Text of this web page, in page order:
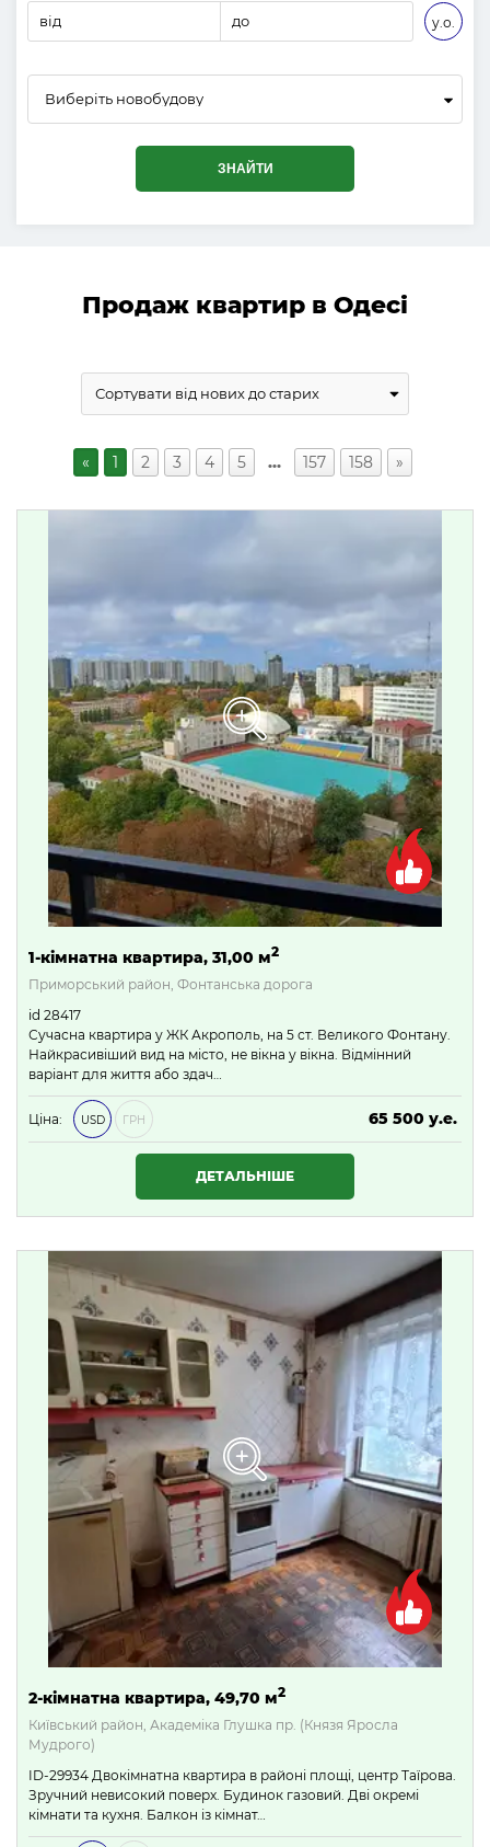
від до у.о.
Виберіть новобудову
ЗНАЙТИ
Продаж квартир в Одесі
« 1 2 3 4 5 … 157 158 »
1-кімнатна квартира, 31,00 м2
Приморський район, Фонтанська дорога
id 28417
Сучасна квартира у ЖК Акрополь, на 5 ст. Великого Фонтану.
Найкрасивіший вид на місто, не вікна у вікна. Відмінний
варіант для життя або здач…
Ціна: USD ГРН
65 500 у.е.
2 816 500 ₴
ДЕТАЛЬНІШЕ
2-кімнатна квартира, 49,70 м2
Київський район, Академіка Глушка пр. (Князя Яросла
Мудрого)
ID-29934 Двокімнатна квартира в районі площі, центр Таїрова.
Зручний невисокий поверх. Будинок газовий. Дві окремі
кімнати та кухня. Балкон із кімнат…